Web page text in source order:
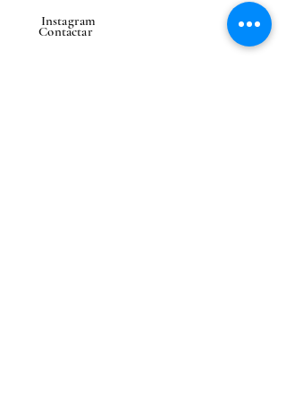
Contactar
Instagram